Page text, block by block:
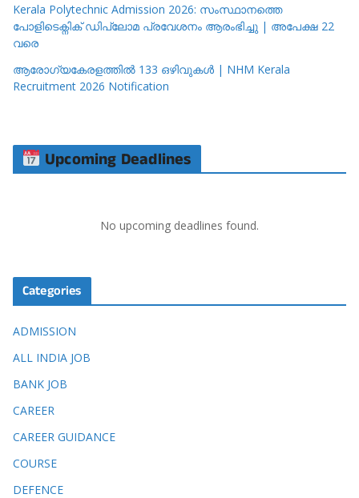
Kerala Polytechnic Admission 2026: സംസ്ഥാനത്തെ
പോളിടെക്നിക് ഡിപ്ലോമ പ്രവേശനം ആരംഭിച്ചു | അപേക്ഷ 22
വരെ
ആരോഗ്യകേരളത്തിൽ 133 ഒഴിവുകൾ | NHM Kerala
Recruitment 2026 Notification
Upcoming Deadlines
No upcoming deadlines found.
Categories
ADMISSION
ALL INDIA JOB
BANK JOB
CAREER
CAREER GUIDANCE
COURSE
DEFENCE